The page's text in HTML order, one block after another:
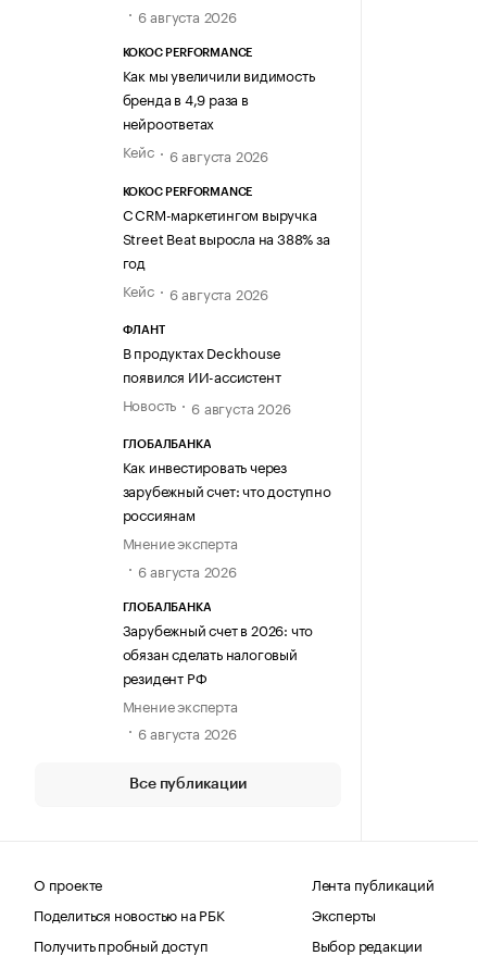
6 августа 2026
KOKOC PERFORMANCE
Как мы увеличили видимость
бренда в 4,9 раза в
нейроответах
Кейс
6 августа 2026
KOKOC PERFORMANCE
С CRM-маркетингом выручка
Street Beat выросла на 388% за
год
Кейс
6 августа 2026
ФЛАНТ
В продуктах Deckhouse
появился ИИ-ассистент
Новость
6 августа 2026
ГЛОБАЛБАНКА
Как инвестировать через
зарубежный счет: что доступно
россиянам
Мнение эксперта
6 августа 2026
ГЛОБАЛБАНКА
Зарубежный счет в 2026: что
обязан сделать налоговый
резидент РФ
Мнение эксперта
6 августа 2026
Все публикации
О проекте
Поделиться новостью на РБК
Получить пробный доступ
Лента публикаций
Эксперты
Выбор редакции